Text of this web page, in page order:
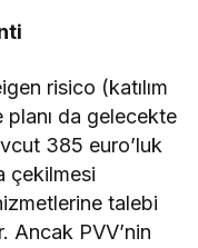
risico (katılım
planı da gelecekte
385 euro’luk
çekilmesi
talebi
Ancak PVV’nin